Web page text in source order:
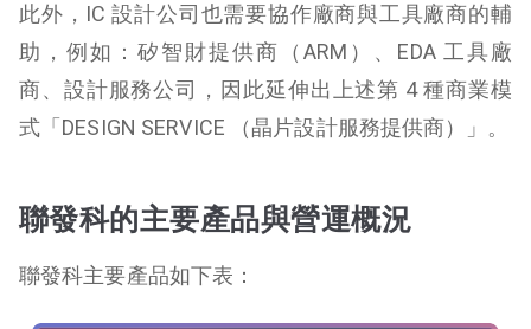
此外，IC 設計公司也需要協作廠商與工具廠商的輔
助，例如：矽智財提供商（ARM）、EDA 工具廠
商、設計服務公司，因此延伸出上述第 4 種商業模
式「DESIGN SERVICE （晶片設計服務提供商）」。
聯發科的主要產品與營運概況
聯發科主要產品如下表：